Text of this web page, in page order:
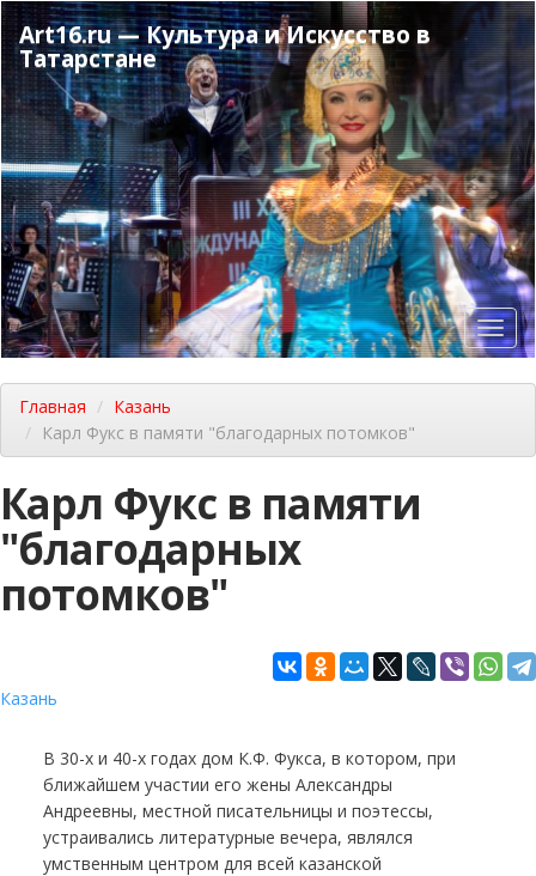
Перейти
к
основному
содержанию
Art16.ru — Культура и Искусство в
Татарстане
Главная
Казань
Карл Фукс в памяти "благодарных потомков"
Карл Фукс в памяти
"благодарных
потомков"
Казань
В 30-х и 40-х годах дом К.Ф. Фукса, в котором, при
ближайшем участии его жены Александры
Андреевны, местной писательницы и поэтессы,
устраивались литературные вечера, являлся
умственным центром для всей казанской